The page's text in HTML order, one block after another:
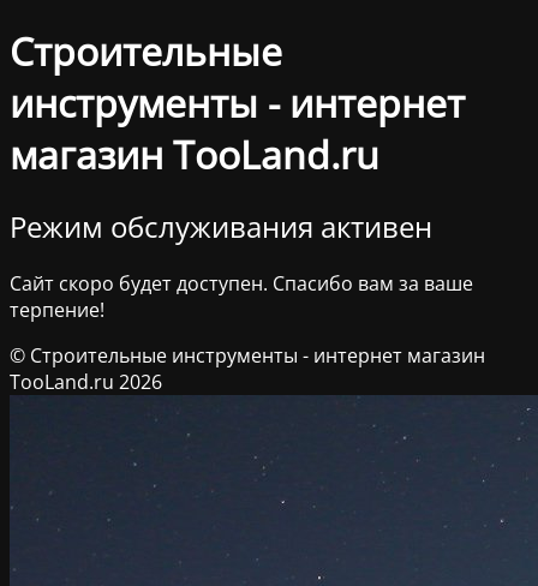
Строительные
инструменты - интернет
магазин TooLand.ru
Режим обслуживания активен
Сайт скоро будет доступен. Спасибо вам за ваше
терпение!
© Строительные инструменты - интернет магазин
TooLand.ru 2026